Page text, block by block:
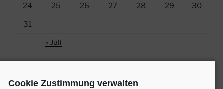
24 25 26 27 28 29 30
31
« Juli
Cookie Zustimmung verwalten